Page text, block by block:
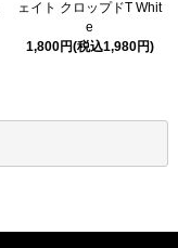
ェイト クロップドT Whit
e
1,800円(税込1,980円)